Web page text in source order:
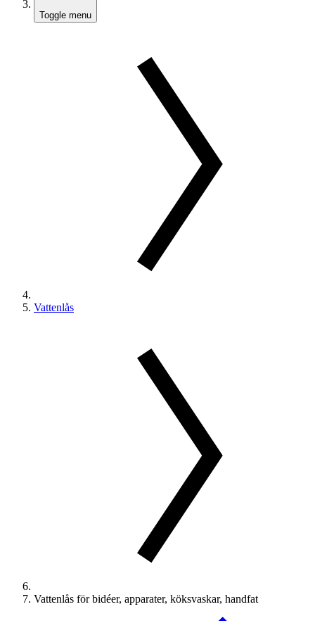
Toggle menu
Vattenlås
Vattenlås för bidéer, apparater, köksvaskar, handfat